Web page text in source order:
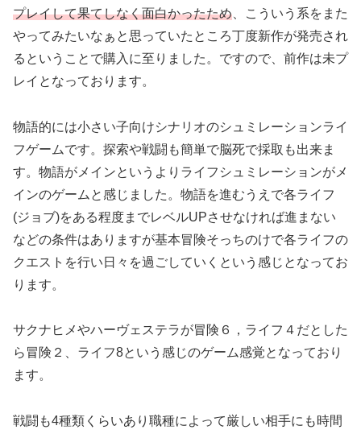
プレイして果てしなく面白かったため 、こういう系をまた
やってみたいなぁと思っていたところ丁度新作が発売され
るということで購入に至りました。ですので、前作は未プ
レイとなっております。
物語的には小さい子向けシナリオのシュミレーションライ
フゲームです。探索や戦闘も簡単で脳死で採取も出来ま
す。物語がメインというよりライフシュミレーションがメ
インのゲームと感じました。物語を進むうえで各ライフ
(ジョブ)をある程度までレベルUPさせなければ進まない
などの条件はありますが基本冒険そっちのけで各ライフの
クエストを行い日々を過ごしていくという感じとなってお
ります。
サクナヒメやハーヴェステラが冒険６，ライフ４だとした
ら冒険２、ライフ8という感じのゲーム感覚となっており
ます。
戦闘も4種類くらいあり職種によって厳しい相手にも時間